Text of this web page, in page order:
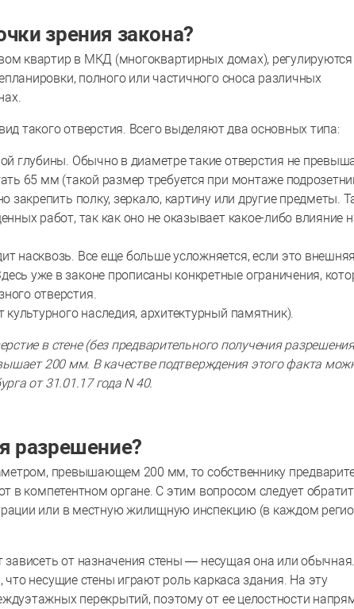
зрения закона?
квартир в МКД (многоквартирных домах), регулируются
полного или частичного сноса различных
такого отверстия. Всего выделяют два основных типа:
глубины. Обычно в диаметре такие отверстия не
65 мм (такой размер требуется при монтаже
закрепить полку, зеркало, картину или другие предметы.
работ, так как оно не оказывает какое-либо влияние
насквозь. Все еще больше усложняется, если это внешняя
уже в законе прописаны конкретные ограничения,
отверстия.
наследия, архитектурный памятник).
в стене (без предварительного получения
200 мм. В качестве подтверждения этого факта
от 31.01.17 года N 40.
разрешение?
превышающем 200 мм, то собственнику
в компетентном органе. С этим вопросом следует
или в местную жилищную инспекцию (в каждом
от назначения стены — несущая она или
несущие стены играют роль каркаса здания. На эту
перекрытий, поэтому от ее целостности